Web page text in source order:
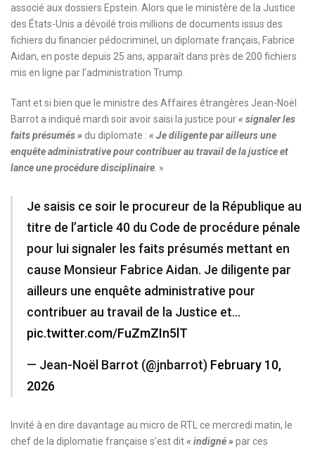
associé aux dossiers Epstein. Alors que le ministère de la Justice
des États-Unis a dévoilé trois millions de documents issus des
fichiers du financier pédocriminel, un diplomate français, Fabrice
Aidan, en poste depuis 25 ans, apparaît dans près de 200 fichiers
mis en ligne par l’administration Trump.
Tant et si bien que le ministre des Affaires étrangères Jean-Noël
Barrot a indiqué mardi soir avoir saisi la justice pour« signaler les
faits présumés » du diplomate : « Je diligente par ailleurs une
enquête administrative pour contribuer au travail de la justice et
lance une procédure disciplinaire . »
Je saisis ce soir le procureur de la République au
titre de l’article 40 du Code de procédure pénale
pour lui signaler les faits présumés mettant en
cause Monsieur Fabrice Aidan. Je diligente par
ailleurs une enquête administrative pour
contribuer au travail de la Justice et…
pic.twitter.com/FuZmZIn5lT
— Jean-Noël Barrot (@jnbarrot) February 10,
2026
Invité à en dire davantage au micro de RTL ce mercredi matin, le
chef de la diplomatie française s’est dit« indigné »par ces